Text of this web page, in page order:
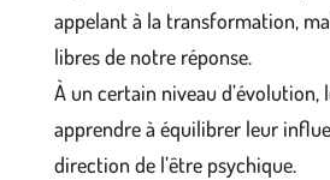
appelant à la transformation,
libres de notre réponse.
À un certain niveau d’évolution,
apprendre à équilibrer leur
direction de l’être psychique.